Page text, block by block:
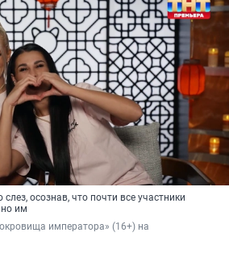
осознав, что почти все участники
им
императора» (16+) на